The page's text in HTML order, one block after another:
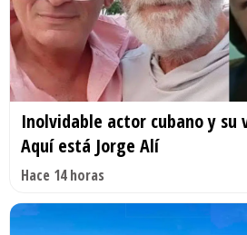
Inolvidable actor cubano y su
Aquí está Jorge Alí
Hace 14 horas